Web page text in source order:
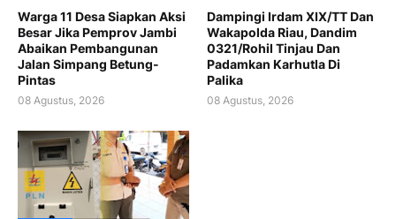
Warga 11 Desa Siapkan Aksi
Besar Jika Pemprov Jambi
Abaikan Pembangunan
Jalan Simpang Betung-
Pintas
08 Agustus, 2026
Dampingi Irdam XIX/TT Dan
Wakapolda Riau, Dandim
0321/Rohil Tinjau Dan
Padamkan Karhutla Di
Palika
08 Agustus, 2026